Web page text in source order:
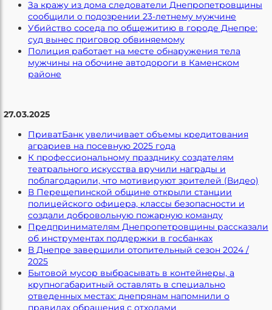
За кражу из дома следователи Днепропетровщины
сообщили о подозрении 23-летнему мужчине
Убийство соседа по общежитию в городе Днепре:
суд вынес приговор обвиняемому
Полиция работает на месте обнаружения тела
мужчины на обочине автодороги в Каменском
районе
27.03.2025
ПриватБанк увеличивает объемы кредитования
аграриев на посевную 2025 года
К профессиональному празднику создателям
театрального искусства вручили награды и
поблагодарили, что мотивируют зрителей (Видео)
В Перещепинской общине открыли станции
полицейского офицера, классы безопасности и
создали добровольную пожарную команду
Предпринимателям Днепропетровщины рассказали
об инструментах поддержки в госбанках
В Днепре завершили отопительный сезон 2024 /
2025
Бытовой мусор выбрасывать в контейнеры, а
крупногабаритный оставлять в специально
отведенных местах: днепрянам напомнили о
правилах обращения с отходами